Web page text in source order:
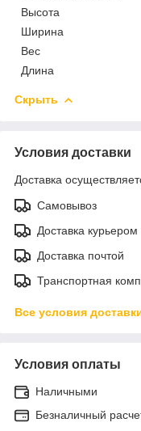
Высота
Ширина
Вес
Длина
Скрыть
Условия доставки
Доставка
Самовывоз
Доставка курьером
Доставка почтой
Транспортная
Все условия
Условия оплаты
Наличными
Безналичный